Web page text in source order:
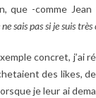
que -comme
ne sais pas si je suis
concret, j’ai
des likes,
je leur ai